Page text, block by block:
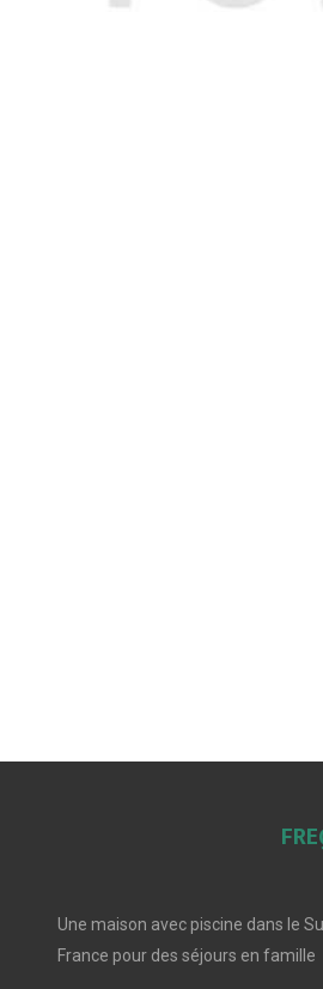
Une maison avec piscine dans le
France pour des séjours en famille